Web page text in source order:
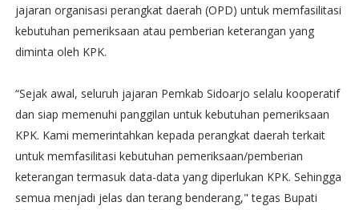
jajaran organisasi perangkat daerah (OPD) untuk memfasilitasi
kebutuhan pemeriksaan atau pemberian keterangan yang
diminta oleh KPK.
“Sejak awal, seluruh jajaran Pemkab Sidoarjo selalu kooperatif
dan siap memenuhi panggilan untuk kebutuhan pemeriksaan
KPK. Kami memerintahkan kepada perangkat daerah terkait
untuk memfasilitasi kebutuhan pemeriksaan/pemberian
keterangan termasuk data-data yang diperlukan KPK. Sehingga
semua menjadi jelas dan terang benderang," tegas Bupati